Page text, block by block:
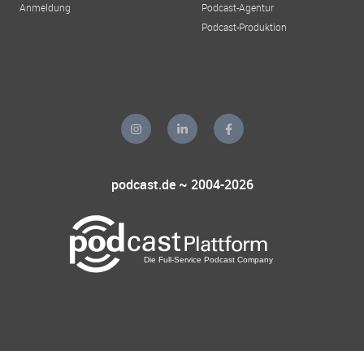
Anmeldung
Podcast-Agentur
Podcast-Produktion
podcast.de ~ 2004-2026